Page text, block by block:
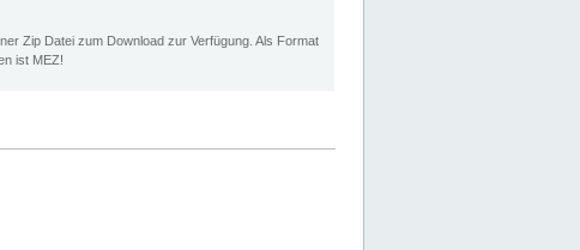
Zip Datei zum Download zur Verfügung. Als Format
ist MEZ!